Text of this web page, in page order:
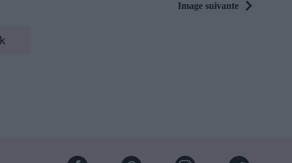
Image suivante